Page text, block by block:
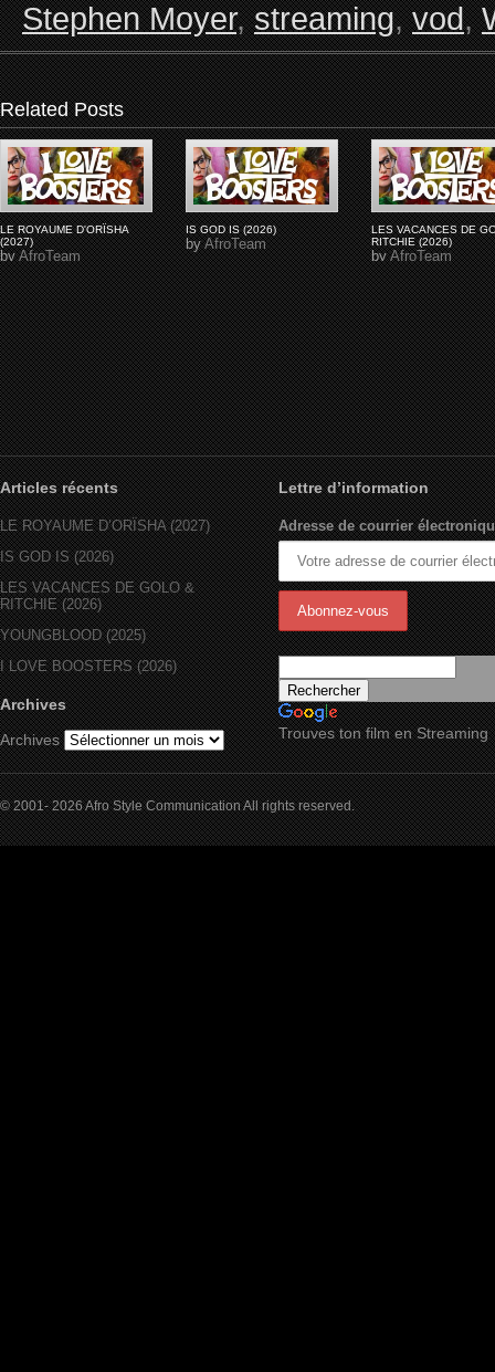
Stephen Moyer,streaming,vod,
Related Posts
LE ROYAUME D'ORÏSHA
(2027)
byAfroTeam
IS GOD IS (2026)
byAfroTeam
LES VACANCES DE
RITCHIE (2026)
byAfroTeam
Articles récents
LE ROYAUME D’ORÏSHA (2027)
IS GOD IS (2026)
LES VACANCES DE GOLO &
RITCHIE (2026)
YOUNGBLOOD (2025)
I LOVE BOOSTERS (2026)
Archives
Archives
Lettre d’information
Adresse de courrier
Trouves ton film en Streaming
© 2001- 2026 Afro Style Communication All rights reserved.